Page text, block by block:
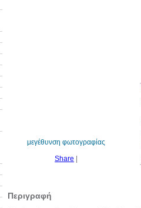
μεγέθυνση φωτογραφίας
Share
Περιγραφή